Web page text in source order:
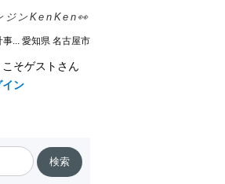
ジンKenKen👀
... 愛知県 名古屋市
こそゲストさん
イン